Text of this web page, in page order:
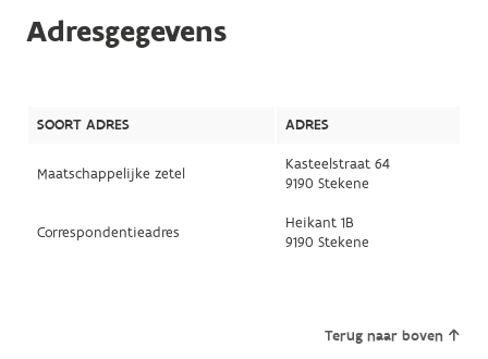
Adresgegevens
SOORT ADRES ADRES
Maatschappelijke zetel
Kasteelstraat 64
9190 Stekene
Correspondentieadres
Heikant 1B
9190 Stekene
Terug naar boven